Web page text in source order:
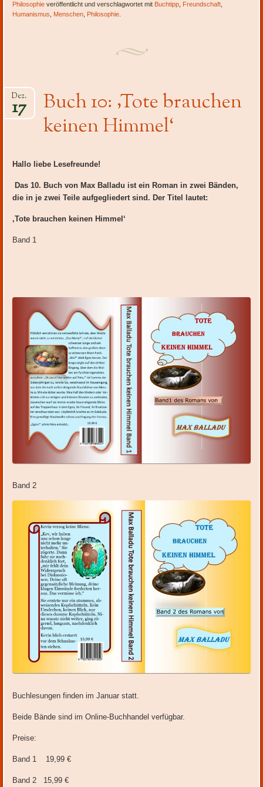
Philosophie veröffentlicht und verschlagwortet mit Buchtipp, Freundschaft,
Humanismus, Menschen, Philosophie.
Buch 10: ‚Tote brauchen
keinen Himmel‘
Dez.
17
Hallo liebe Lesefreunde!
Das 10. Buch von Max Balladu ist ein Roman in zwei Bänden,
die in je zwei Teile aufgegliedert sind. Der Titel lautet:
‚Tote brauchen keinen Himmel‘
Band 1
Band 2
Buchlesungen finden im Januar statt.
Beide Bände sind im Online-Buchhandel verfügbar.
Preise:
Band 1 19,99 €
Band 2 15,99 €